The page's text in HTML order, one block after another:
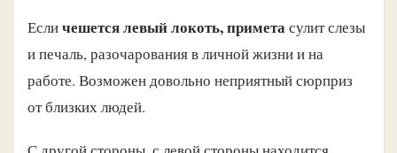
Есличешется левый локоть, приметасулит слезы
и печаль, разочарования в личной жизни и на
работе. Возможен довольно неприятный сюрприз
от близких людей.